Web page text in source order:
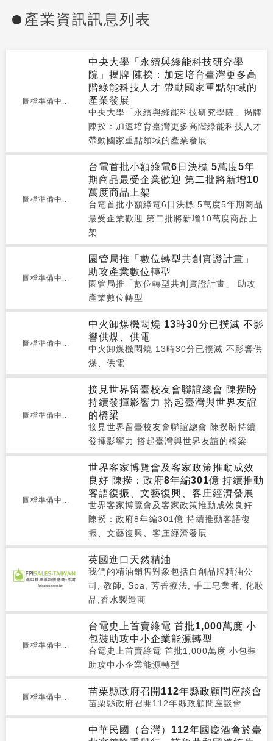
產業資訊訊息列表
圖檔準備中...
中央大學「永續與綠能科技研究學
院」揭牌 陳揆：加速培育臺灣更多高
階綠能科技人才 帶動國家重點領域的
產業發展
中央大學「永續與綠能科技研究學院」揭牌
陳揆：加速培育臺灣更多高階綠能科技人才
帶動國家重點領域的產業發展
圖檔準備中...
台電首批小額綠電6日決標 5萬度5年
期商品最受企業歡迎 第二批將新增10
萬度商品上架
台電首批小額綠電6日決標 5萬度5年期商品
最受企業歡迎 第二批將新增10萬度商品上
架
圖檔準備中...
園管局推「數位轉型共創實證計畫」
助攻產業數位轉型
園管局推「數位轉型共創實證計畫」 助攻
產業數位轉型
圖檔準備中...
中火卸煤機悶燒 13時30分已撲滅 不影
響供煤、供電
中火卸煤機悶燒 13時30分已撲滅 不影響供
煤、供電
圖檔準備中...
接見世界留臺校友會聯誼總會 陳揆盼
持續發揮影響力 搭起臺灣與世界友誼
的橋梁
接見世界留臺校友會聯誼總會 陳揆盼持續
發揮影響力 搭起臺灣與世界友誼的橋梁
圖檔準備中...
世界客家博覽會及客家政策推動成效
良好 陳揆：政府8年編301億 持續推動
客語復振、文藝復興、客庄經濟發展
世界客家博覽會及客家政策推動成效良好
陳揆：政府8年編301億 持續推動客語復
振、文藝復興、客庄經濟發展
英國進口天然精油
我們的精油銷售對象包括自創品牌精油公
司, 教師, Spa, 芳香療法, 手工皂業者, 化妝
品,香水製造商
圖檔準備中...
台電史上首賣綠電 首批1,000萬度 小
包裝助攻中小企業能源轉型
台電史上首賣綠電 首批1,000萬度 小包裝
助攻中小企業能源轉型
圖檔準備中...
苗栗縣政府召開112年縣政顧問座談會
苗栗縣政府召開112年縣政顧問座談會
中華民國（台灣）112年國慶酒會於臺